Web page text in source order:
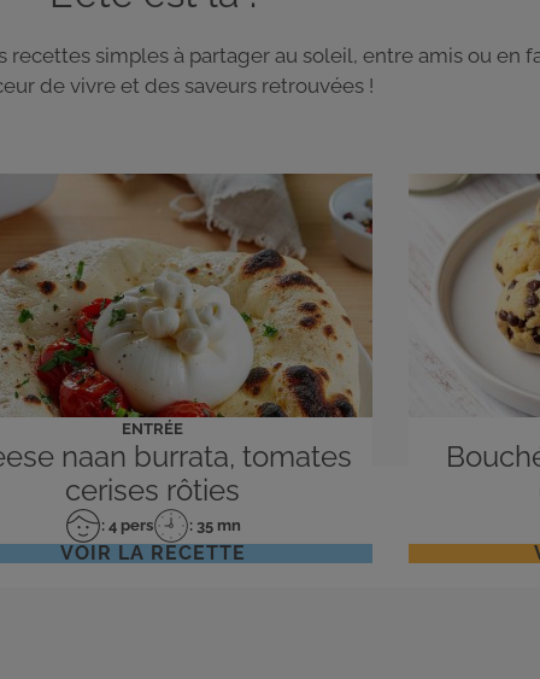
recettes simples à partager au soleil, entre amis ou
de vivre et des saveurs retrouvées !
ENTRÉE
naan burrata, tomates
cerises rôties
Nombre
de
: 4 pers
Temps
de
: 35 mn
VOIR LA RECETTE